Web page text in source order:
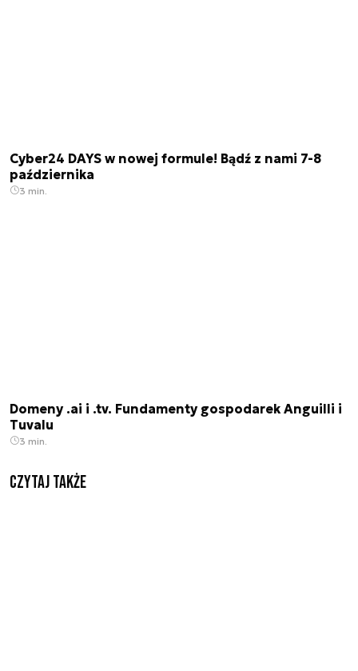
Cyber24 DAYS w nowej formule! Bądź z nami 7-8
października
3 min.
Domeny .ai i .tv. Fundamenty gospodarek Anguilli i
Tuvalu
3 min.
Czytaj także